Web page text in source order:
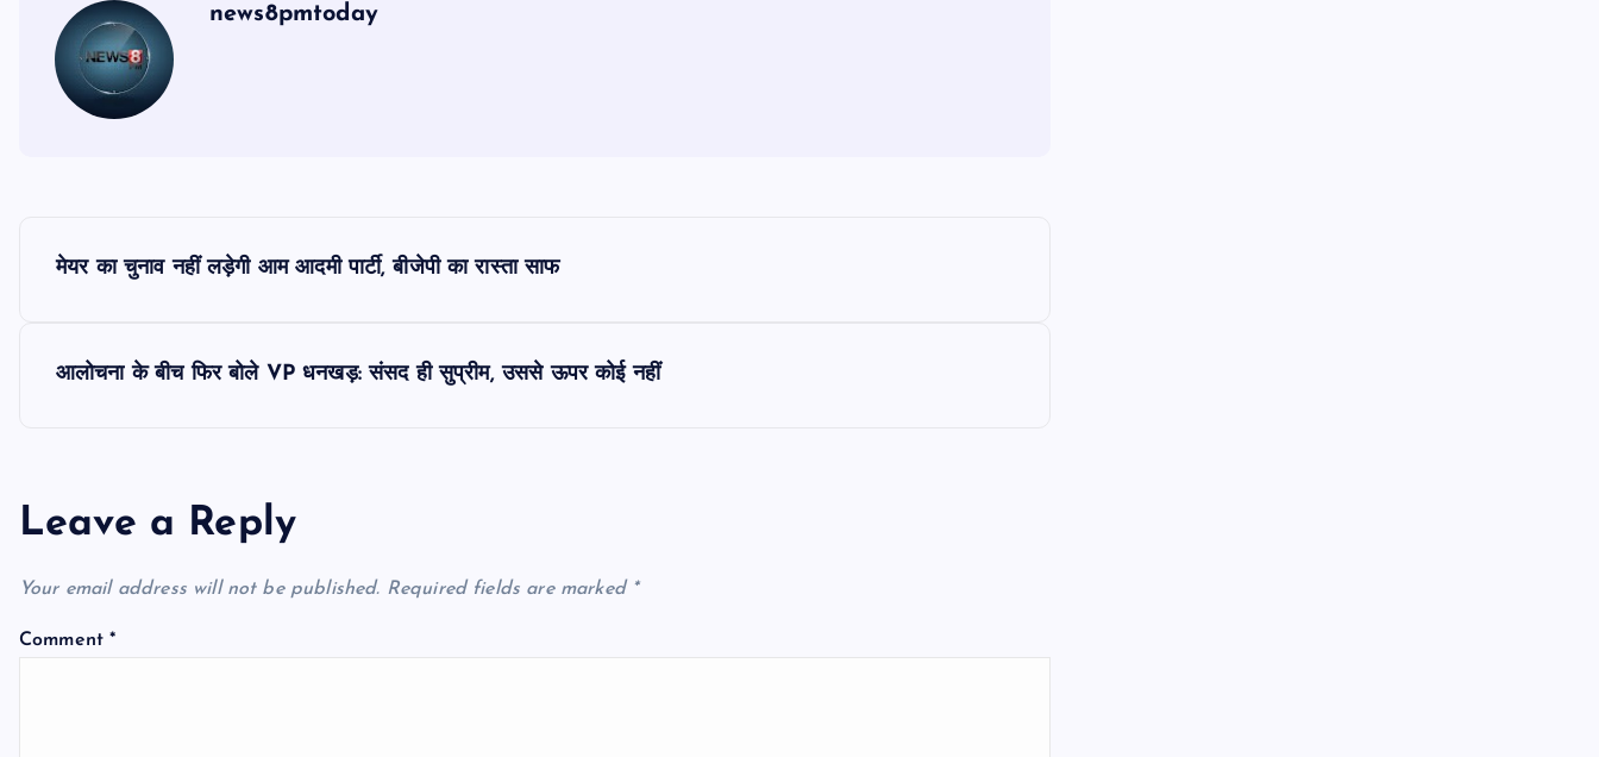
news8pmtoday
n
a
v
मेयर का चुनाव नहीं लड़ेगी आम आदमी पार्टी, बीजेपी का रास्ता साफ
आलोचना के बीच फिर बोले VP धनखड़: संसद ही सुप्रीम, उससे ऊपर कोई नहीं
Leave a Reply
Your email address will not be published. Required fields are marked *
Comment*